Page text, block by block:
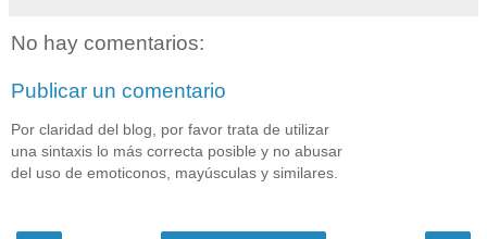
No hay comentarios:
Publicar un comentario
Por claridad del blog, por favor trata de utilizar
una sintaxis lo más correcta posible y no abusar
del uso de emoticonos, mayúsculas y similares.